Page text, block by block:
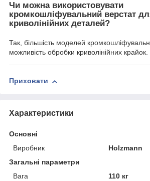
Чи можна використовувати
кромкошліфувальний верстат
криволінійних деталей?
Так, більшість моделей
можливість обробки криволінійних крайок.
Приховати
Характеристики
Основні
Виробник
Holzmann
Загальні параметри
Вага
110 кг